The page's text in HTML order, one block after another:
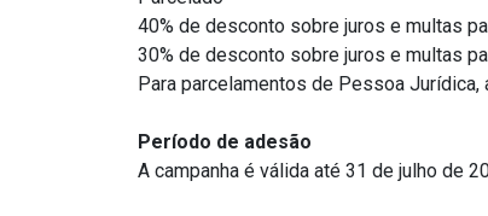
40% de desconto sobre juros e multas
30% de desconto sobre juros e multas
Para parcelamentos de Pessoa
Período de adesão
A campanha é válida até 31 de julho de